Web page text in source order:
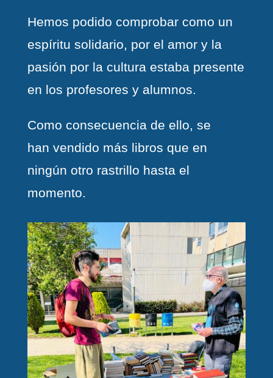
Hemos podido comprobar como un
espíritu solidario, por el amor y la
pasión por la cultura estaba presente
en los profesores y alumnos.
Como consecuencia de ello, se
han vendido más libros que en
ningún otro rastrillo hasta el
momento.